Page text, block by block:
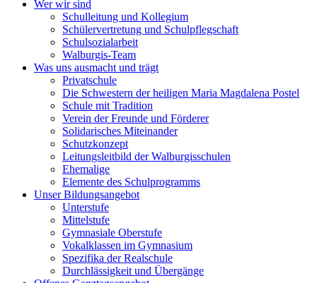
Wer wir sind
Schulleitung und Kollegium
Schülervertretung und Schulpflegschaft
Schulsozialarbeit
Walburgis-Team
Was uns ausmacht und trägt
Privatschule
Die Schwestern der heiligen Maria Magdalena Postel
Schule mit Tradition
Verein der Freunde und Förderer
Solidarisches Miteinander
Schutzkonzept
Leitungsleitbild der Walburgisschulen
Ehemalige
Elemente des Schulprogramms
Unser Bildungsangebot
Unterstufe
Mittelstufe
Gymnasiale Oberstufe
Vokalklassen im Gymnasium
Spezifika der Realschule
Durchlässigkeit und Übergänge